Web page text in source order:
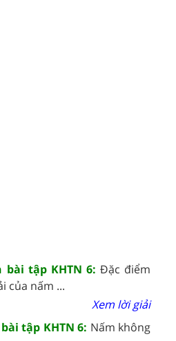
bài tập KHTN 6: Đặc điểm
của nấm ...
Xem lời giải
tập KHTN 6: Nấm không